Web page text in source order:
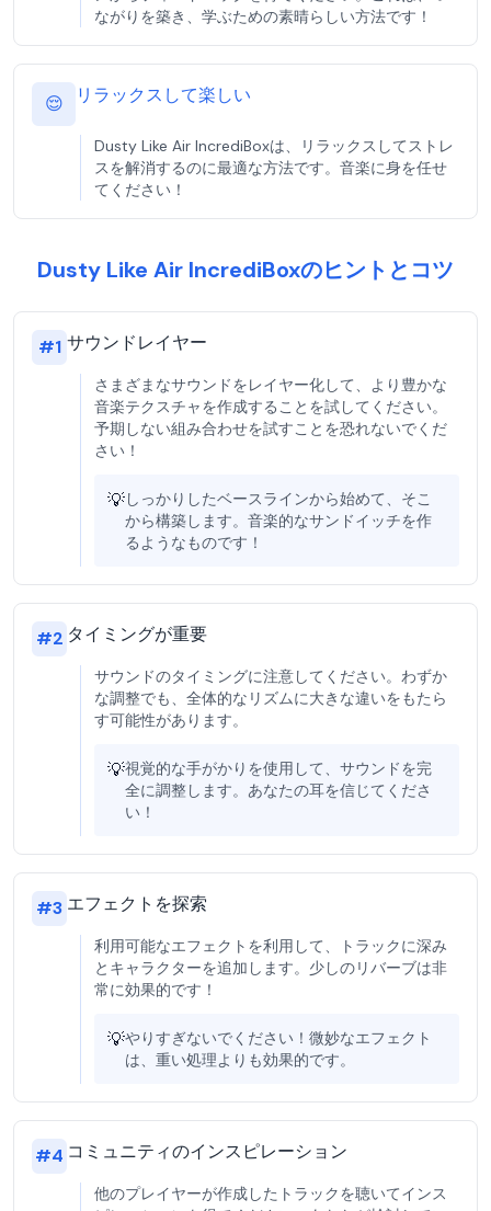
ながりを築き、学ぶための素晴らしい方法です！
😌 リラックスして楽しい
Dusty Like Air IncrediBoxは、リラックスしてストレ
スを解消するのに最適な方法です。音楽に身を任せ
てください！
Dusty Like Air IncrediBoxのヒントとコツ
#1 サウンドレイヤー
さまざまなサウンドをレイヤー化して、より豊かな
音楽テクスチャを作成することを試してください。
予期しない組み合わせを試すことを恐れないでくだ
さい！
💡しっかりしたベースラインから始めて、そこ
から構築します。音楽的なサンドイッチを作
るようなものです！
#2 タイミングが重要
サウンドのタイミングに注意してください。わずか
な調整でも、全体的なリズムに大きな違いをもたら
す可能性があります。
💡視覚的な手がかりを使用して、サウンドを完
全に調整します。あなたの耳を信じてくださ
い！
#3 エフェクトを探索
利用可能なエフェクトを利用して、トラックに深み
とキャラクターを追加します。少しのリバーブは非
常に効果的です！
💡やりすぎないでください！微妙なエフェクト
は、重い処理よりも効果的です。
#4 コミュニティのインスピレーション
他のプレイヤーが作成したトラックを聴いてインス